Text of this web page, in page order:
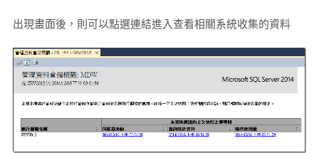
出現畫面後，則可以點選連結進入查看相關系統收集的資料